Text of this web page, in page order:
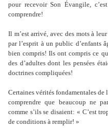
pour recevoir Son Évangile,
comprendre!
Il m’est arrivé, avec des mots à
par l’esprit à un public d’enfants
bien compris! Ils ont compris ce
des d’adultes dont les pensées
doctrines compliquées!
Certaines vérités fondamentales
comprendre que beaucoup ne
comme s’ils se disaient: « C’est
de conditions à remplir! »